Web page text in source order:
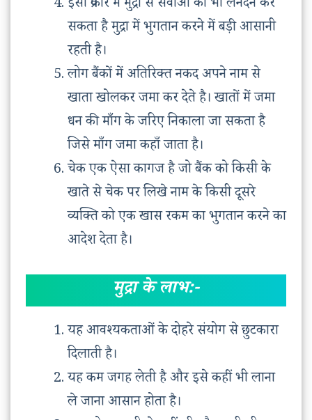
इसी प्रकार में मुद्रा से सेवाओं का भी लेनदेन कर
सकता है मुद्रा में भुगतान करने में बड़ी आसानी
रहती है।
लोग बैंकों में अतिरिक्त नकद अपने नाम से
खाता खोलकर जमा कर देते है। खातों में जमा
धन की माँग के जरिए निकाला जा सकता है
जिसे माँग जमा कहाँ जाता है।
चेक एक ऐसा कागज है जो बैंक को किसी के
खाते से चेक पर लिखे नाम के किसी दूसरे
व्यक्ति को एक खास रकम का भुगतान करने का
आदेश देता है।
मुद्रा के लाभ:-
यह आवश्यकताओं के दोहरे संयोग से छुटकारा
दिलाती है।
यह कम जगह लेती है और इसे कहीं भी लाना
ले जाना आसान होता है।